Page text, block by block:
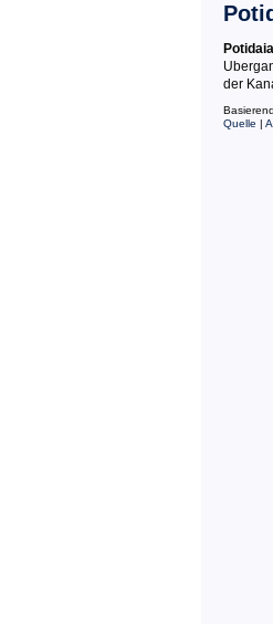
Potidaia
der
Quelle |